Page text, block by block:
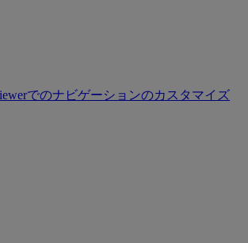
でのナビゲーションのカスタマイズ